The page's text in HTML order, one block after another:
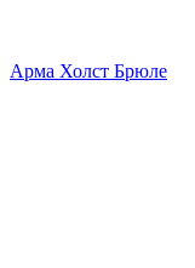
Арма Холст Брюле